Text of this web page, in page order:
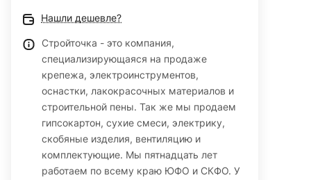
Нашли дешевле?
Стройточка - это компания,
специализирующаяся на продаже
крепежа, электроинструментов,
оснастки, лакокрасочных материалов и
строительной пены. Так же мы продаем
гипсокартон, сухие смеси, электрику,
скобяные изделия, вентиляцию и
комплектующие. Мы пятнадцать лет
работаем по всему краю ЮФО и СКФО. У